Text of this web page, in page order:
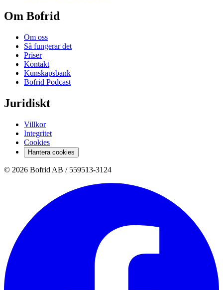
Om Bofrid
Om oss
Så fungerar det
Priser
Kontakt
Kunskapsbank
Bofrid Podcast
Juridiskt
Villkor
Integritet
Cookies
Hantera cookies
© 2026 Bofrid AB / 559513-3124